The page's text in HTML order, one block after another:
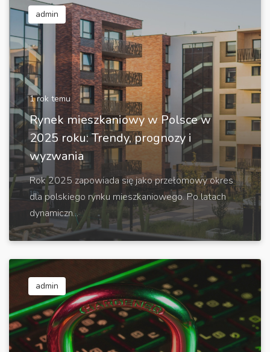
admin
1 rok temu
Rynek mieszkaniowy w Polsce w
2025 roku: Trendy, prognozy i
wyzwania
Rok 2025 zapowiada się jako przełomowy okres
dla polskiego rynku mieszkaniowego. Po latach
dynamiczn...
admin